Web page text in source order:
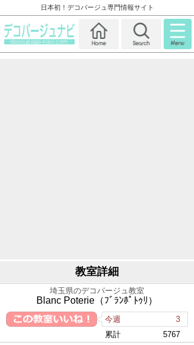
日本初！デコパージュ専門情報サイト
教室詳細
埼玉県のデコパージュ教室
Blanc Poterie（ﾌﾞﾗﾝﾎﾟﾄｩﾘ）
今週
3
累計
5767